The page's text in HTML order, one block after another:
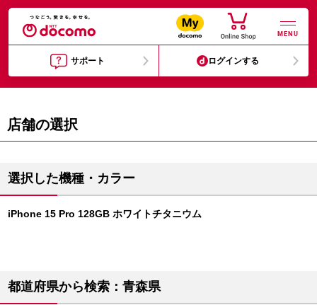
MENU
サポート ログインする
店舗の選択
選択した機種・カラー
iPhone 15 Pro 128GB ホワイトチタニウム
都道府県から検索：青森県